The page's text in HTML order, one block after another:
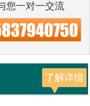
您一对一交流
了解详情